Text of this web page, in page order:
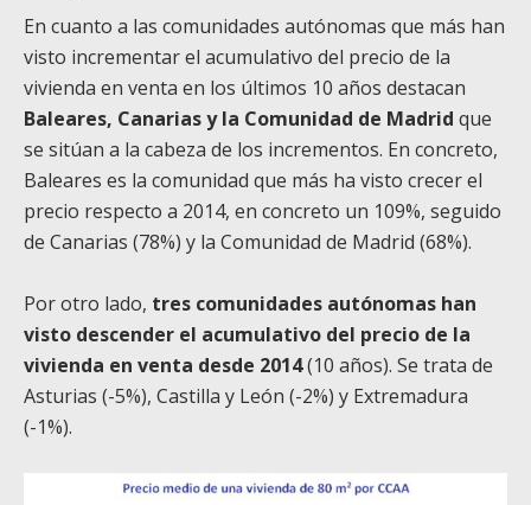
En cuanto a las comunidades autónomas que más han
visto incrementar el acumulativo del precio de la
vivienda en venta en los últimos 10 años destacan
Baleares, Canarias y la Comunidad de Madrid que
se sitúan a la cabeza de los incrementos. En concreto,
Baleares es la comunidad que más ha visto crecer el
precio respecto a 2014, en concreto un 109%, seguido
de Canarias (78%) y la Comunidad de Madrid (68%).
Por otro lado, tres comunidades autónomas han
visto descender el acumulativo del precio de la
vivienda en venta desde 2014(10 años). Se trata de
Asturias (-5%), Castilla y León (-2%) y Extremadura
(-1%).